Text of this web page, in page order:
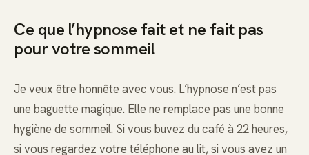
Ce que l’hypnose fait et ne fait pas
pour votre sommeil
Je veux être honnête avec vous. L’hypnose n’est pas
une baguette magique. Elle ne remplace pas une bonne
hygiène de sommeil. Si vous buvez du café à 22 heures,
si vous regardez votre téléphone au lit, si vous avez un